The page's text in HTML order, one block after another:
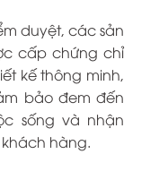
duyệt, các sản
cấp chứng chỉ
kế thông minh,
bảo đem đến
sống và nhận
hàng.